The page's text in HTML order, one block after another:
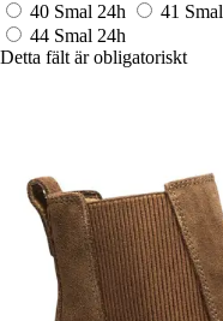
40 Smal 24h 41 Smal
44 Smal 24h
Detta fält är obligatoriskt